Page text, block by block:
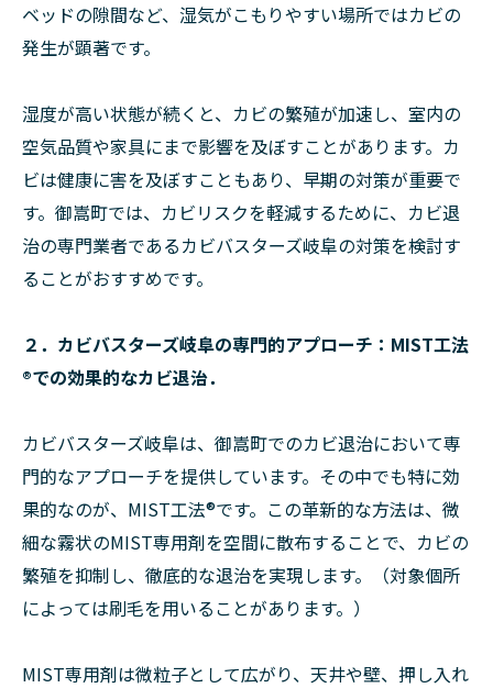
ベッドの隙間など、湿気がこもりやすい場所ではカビの
発生が顕著です。
湿度が高い状態が続くと、カビの繁殖が加速し、室内の
空気品質や家具にまで影響を及ぼすことがあります。カ
ビは健康に害を及ぼすこともあり、早期の対策が重要で
す。御嵩町では、カビリスクを軽減するために、カビ退
治の専門業者であるカビバスターズ岐阜の対策を検討す
ることがおすすめです。
２．カビバスターズ岐阜の専門的アプローチ：MIST工法
®での効果的なカビ退治．
カビバスターズ岐阜は、御嵩町でのカビ退治において専
門的なアプローチを提供しています。その中でも特に効
果的なのが、MIST工法®です。この革新的な方法は、微
細な霧状のMIST専用剤を空間に散布することで、カビの
繁殖を抑制し、徹底的な退治を実現します。（対象個所
によっては刷毛を用いることがあります。）
MIST専用剤は微粒子として広がり、天井や壁、押し入れ